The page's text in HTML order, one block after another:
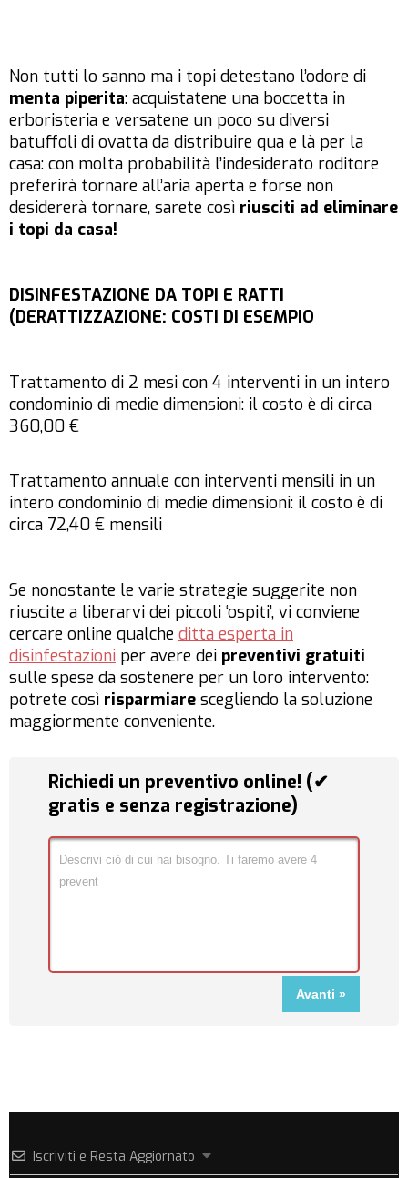
Non tutti lo sanno ma i topi detestano l’odore di
menta piperita: acquistatene una boccetta in
erboristeria e versatene un poco su diversi
batuffoli di ovatta da distribuire qua e là per la
casa: con molta probabilità l’indesiderato roditore
preferirà tornare all’aria aperta e forse non
desidererà tornare, sarete così riusciti ad eliminare
i topi da casa!
DISINFESTAZIONE DA TOPI E RATTI
(DERATTIZZAZIONE: COSTI DI ESEMPIO
Trattamento di 2 mesi con 4 interventi in un intero
condominio di medie dimensioni: il costo è di circa
360,00 €
Trattamento annuale con interventi mensili in un
intero condominio di medie dimensioni: il costo è di
circa 72,40 € mensili
Se nonostante le varie strategie suggerite non
riuscite a liberarvi dei piccoli ‘ospiti’, vi conviene
cercare online qualche ditta esperta in
disinfestazioni per avere dei preventivi gratuiti
sulle spese da sostenere per un loro intervento:
potrete così risparmiare scegliendo la soluzione
maggiormente conveniente.
Richiedi un preventivo online! (✔
gratis e senza registrazione)
Iscriviti e Resta Aggiornato